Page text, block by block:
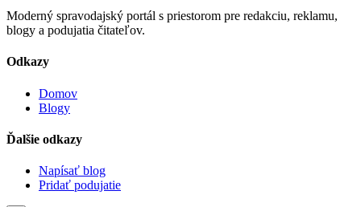
Moderný spravodajský portál s priestorom pre redakciu, reklamu,
blogy a podujatia čitateľov.
Odkazy
Domov
Blogy
Ďalšie odkazy
Napísať blog
Pridať podujatie